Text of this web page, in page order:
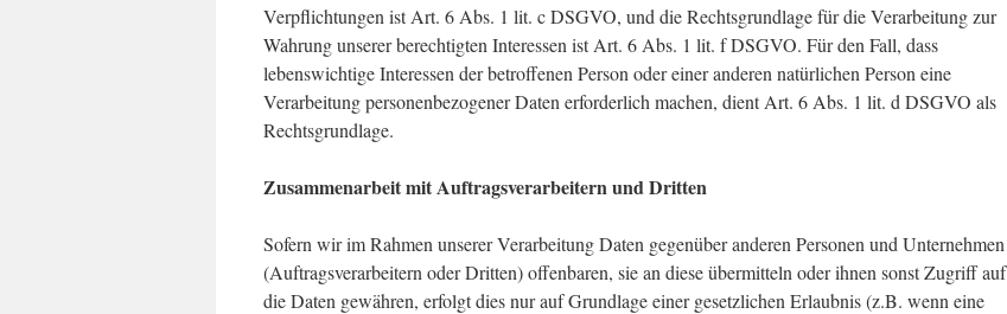
Verpflichtungen ist Art. 6 Abs. 1 lit. c DSGVO, und die Rechtsgrundlage für die Verarbeitung zur
Wahrung unserer berechtigten Interessen ist Art. 6 Abs. 1 lit. f DSGVO. Für den Fall, dass
lebenswichtige Interessen der betroffenen Person oder einer anderen natürlichen Person eine
Verarbeitung personenbezogener Daten erforderlich machen, dient Art. 6 Abs. 1 lit. d DSGVO als
Rechtsgrundlage.
Zusammenarbeit mit Auftragsverarbeitern und Dritten
Sofern wir im Rahmen unserer Verarbeitung Daten gegenüber anderen Personen und Unternehmen
(Auftragsverarbeitern oder Dritten) offenbaren, sie an diese übermitteln oder ihnen sonst Zugriff auf
die Daten gewähren, erfolgt dies nur auf Grundlage einer gesetzlichen Erlaubnis (z.B. wenn eine